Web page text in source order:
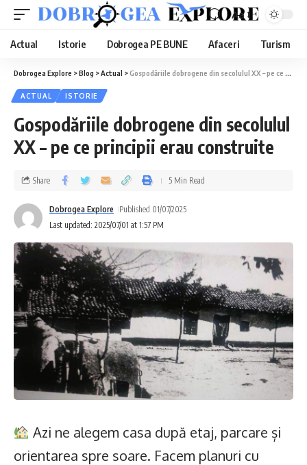
Aa
Actual Istorie Dobrogea PE BUNE Afaceri Turism
Dobrogea Explore >Blog >Actual >Gospodăriile dobrogene din secolulul XX – pe ce principii erau construite
ACTUAL ISTORIE
Gospodăriile dobrogene din secolulul
XX – pe ce principii erau construite
Last updated: 2025/07/01 at 1:57 PM
Dobrogea Explore Published 01/07/2025
Share 5 Min Read
Azi ne alegem casa după etaj, parcare și
orientarea spre soare. Facem planuri cu